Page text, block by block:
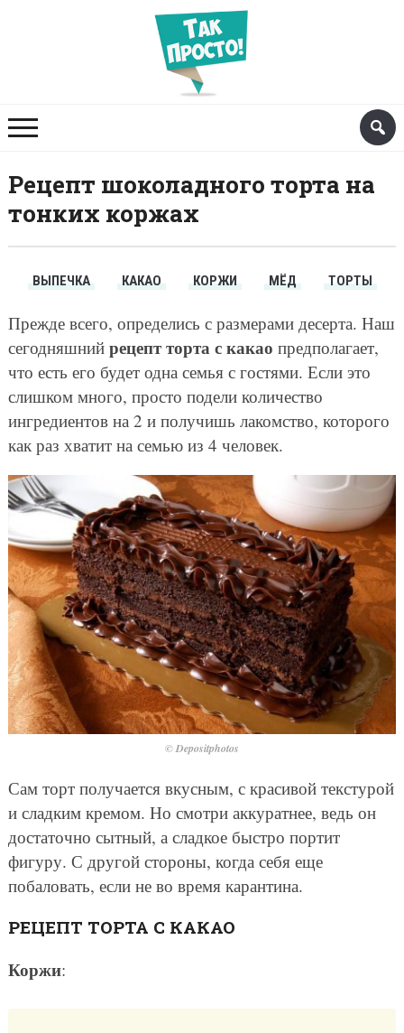
Рецепт шоколадного торта на
тонких коржах
ВЫПЕЧКА КАКАО КОРЖИ МЁД ТОРТЫ
Прежде всего, определись с размерами десерта. Наш
сегодняшний рецепт торта с какао предполагает,
что есть его будет одна семья с гостями. Если это
слишком много, просто подели количество
ингредиентов на 2 и получишь лакомство, которого
как раз хватит на семью из 4 человек.
© Depositphotos
Сам торт получается вкусным, с красивой текстурой
и сладким кремом. Но смотри аккуратнее, ведь он
достаточно сытный, а сладкое быстро портит
фигуру. С другой стороны, когда себя еще
побаловать, если не во время карантина.
РЕЦЕПТ ТОРТА С КАКАО
Коржи: